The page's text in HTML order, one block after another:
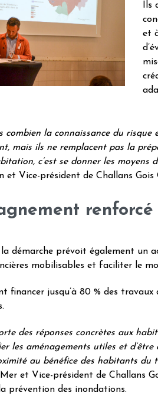
Ils
et
combien la connaissance du
mais ils ne remplacent pas la
c’est se donner les moyens
et Vice-président de Challans Gois
démarche prévoit également un
mobilisables et faciliter le
financer jusqu’à 80 % des
des réponses concrètes aux
les aménagements utiles et d’être
au bénéfice des habitants du
et Vice-président de Challans
prévention des inondations.